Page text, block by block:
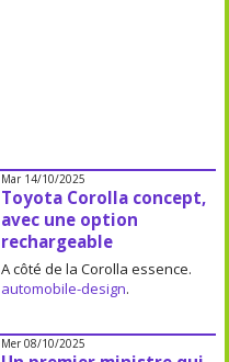
Mar 14/10/2025
Toyota Corolla concept,
avec une option
rechargeable
A côté de la Corolla essence.
automobile-design.
Mer 08/10/2025